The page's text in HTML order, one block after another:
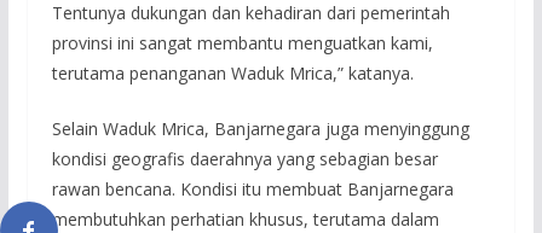
Tentunya dukungan dan kehadiran dari pemerintah
provinsi ini sangat membantu menguatkan kami,
terutama penanganan Waduk Mrica,” katanya.
Selain Waduk Mrica, Banjarnegara juga menyinggung
kondisi geografis daerahnya yang sebagian besar
rawan bencana. Kondisi itu membuat Banjarnegara
membutuhkan perhatian khusus, terutama dalam